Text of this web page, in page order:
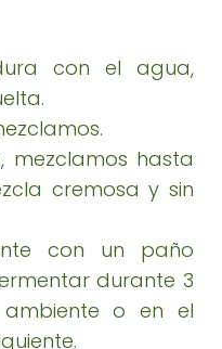
con el agua,
mezclamos hasta
cremosa y sin
con un paño
durante 3
o en el